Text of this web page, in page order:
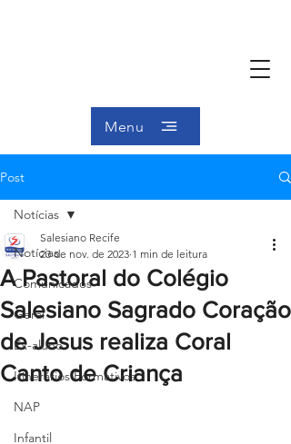
Menu
Post
Notícias
Comunicados
Geral
Ex-aluno
Itinerários Formativos
NAP
Infantil
Notícias
A Pastoral do Colégio
Salesiano Sagrado Coração
de Jesus realiza Coral
Canto de Criança
Salesiano Recife
23 de nov. de 2023 1 min de leitura